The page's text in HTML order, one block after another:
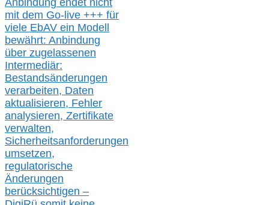
Anbindung endet nicht
mit dem Go-live +++ für
viele EbAV ein Modell
bewährt: Anbindung
über zugelassenen
Intermediär:
Bestandsänderungen
verarbeiten, Daten
aktualisieren, Fehler
analysieren, Zertifikate
verwalten,
Sicherheitsanforderungen
umsetzen,
regulatorische
Änderungen
berücksichtigen –